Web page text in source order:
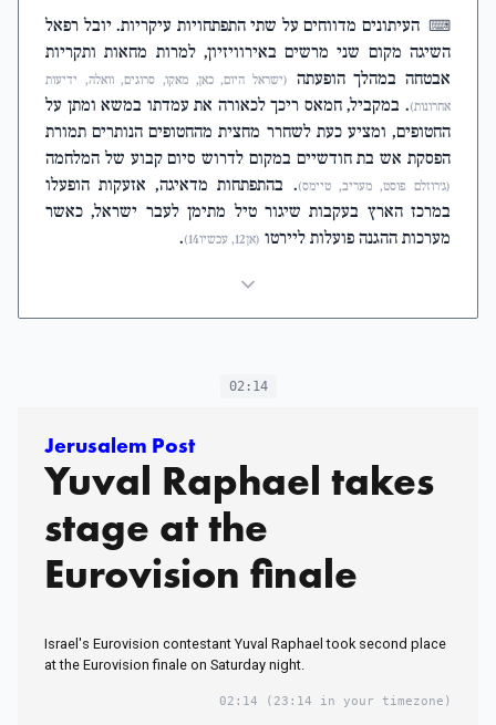
⌨ העיתונים מדווחים על שתי התפתחויות עיקריות. יובל רפאל
השיגה מקום שני מרשים באירוויזיון, למרות מחאות ותקריות
אבטחה במהלך הופעתה (ישראל היום, כאן, מאקו, סרוגים, וואלה, ידיעות
אחרונות). במקביל, חמאס ריכך לכאורה את עמדתו במשא ומתן על
החטופים, ומציע כעת לשחרר מחצית מהחטופים הנותרים תמורת
הפסקת אש בת חודשיים במקום לדרוש סיום קבוע של המלחמה
(ג'רוזלם פוסט, מעריב, טיימס). בהתפתחות מדאיגה, אזעקות הופעלו
במרכז הארץ בעקבות שיגור טיל מתימן לעבר ישראל, כאשר
מערכות ההגנה פועלות ליירטו (אן12, עכשיו14) .
02:14
Jerusalem Post
Yuval Raphael takes
stage at the
Eurovision finale
Israel's Eurovision contestant Yuval Raphael took second place
at the Eurovision finale on Saturday night.
02:14 (23:14 in your timezone)